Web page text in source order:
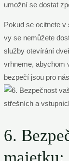
umožní se dostat
Pokud se ocitnete
vy se nemůžete
služby otevírání
vrhneme, abychom
bezpečí jsou pro
6.